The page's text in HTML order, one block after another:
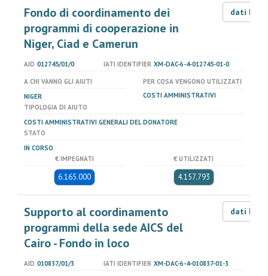
Fondo di coordinamento dei
programmi di cooperazione in
Niger, Ciad e Camerun
dati LOD
AID 012745/01/0 IATI IDENTIFIER XM-DAC-6-4-012745-01-0
A CHI VANNO GLI AIUTI
NIGER
PER COSA VENGONO UTILIZZATI
COSTI AMMINISTRATIVI
TIPOLOGIA DI AIUTO
COSTI AMMINISTRATIVI GENERALI DEL DONATORE
STATO
IN CORSO
€ IMPEGNATI
6.165.000
€ UTILIZZATI
4.157.793
Supporto al coordinamento
programmi della sede AICS del
Cairo - Fondo in loco
dati LOD
AID 010837/01/3 IATI IDENTIFIER XM-DAC-6-4-010837-01-3